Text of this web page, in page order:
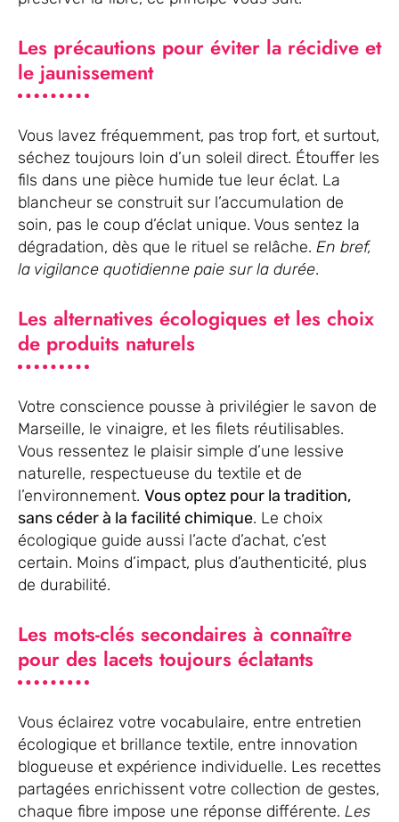
Les précautions pour éviter la récidive et
le jaunissement
Vous lavez fréquemment, pas trop fort, et surtout,
séchez toujours loin d’un soleil direct. Étouffer les
fils dans une pièce humide tue leur éclat. La
blancheur se construit sur l’accumulation de
soin, pas le coup d’éclat unique. Vous sentez la
dégradation, dès que le rituel se relâche. En bref,
la vigilance quotidienne paie sur la durée.
Les alternatives écologiques et les choix
de produits naturels
Votre conscience pousse à privilégier le savon de
Marseille, le vinaigre, et les filets réutilisables.
Vous ressentez le plaisir simple d’une lessive
naturelle, respectueuse du textile et de
l’environnement. Vous optez pour la tradition,
sans céder à la facilité chimique. Le choix
écologique guide aussi l’acte d’achat, c’est
certain. Moins d’impact, plus d’authenticité, plus
de durabilité.
Les mots-clés secondaires à connaître
pour des lacets toujours éclatants
Vous éclairez votre vocabulaire, entre entretien
écologique et brillance textile, entre innovation
blogueuse et expérience individuelle. Les recettes
partagées enrichissent votre collection de gestes,
chaque fibre impose une réponse différente. Les